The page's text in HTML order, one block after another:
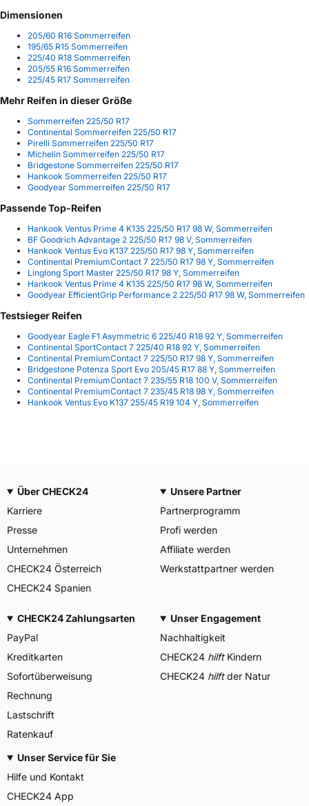
Dimensionen
205/60 R16 Sommerreifen
195/65 R15 Sommerreifen
225/40 R18 Sommerreifen
205/55 R16 Sommerreifen
225/45 R17 Sommerreifen
Mehr Reifen in dieser Größe
Sommerreifen 225/50 R17
Continental Sommerreifen 225/50 R17
Pirelli Sommerreifen 225/50 R17
Michelin Sommerreifen 225/50 R17
Bridgestone Sommerreifen 225/50 R17
Hankook Sommerreifen 225/50 R17
Goodyear Sommerreifen 225/50 R17
Passende Top-Reifen
Hankook Ventus Prime 4 K135 225/50 R17 98 W, Sommerreifen
BF Goodrich Advantage 2 225/50 R17 98 V, Sommerreifen
Hankook Ventus Evo K137 225/50 R17 98 Y, Sommerreifen
Continental PremiumContact 7 225/50 R17 98 Y, Sommerreifen
Linglong Sport Master 225/50 R17 98 Y, Sommerreifen
Hankook Ventus Prime 4 K135 225/50 R17 98 W, Sommerreifen
Goodyear EfficientGrip Performance 2 225/50 R17 98 W, Sommerreifen
Testsieger Reifen
Goodyear Eagle F1 Asymmetric 6 225/40 R18 92 Y, Sommerreifen
Continental SportContact 7 225/40 R18 92 Y, Sommerreifen
Continental PremiumContact 7 225/50 R17 98 Y, Sommerreifen
Bridgestone Potenza Sport Evo 205/45 R17 88 Y, Sommerreifen
Continental PremiumContact 7 235/55 R18 100 V, Sommerreifen
Continental PremiumContact 7 235/45 R18 98 Y, Sommerreifen
Hankook Ventus Evo K137 255/45 R19 104 Y, Sommerreifen
Über CHECK24
Karriere
Presse
Unternehmen
CHECK24 Österreich
CHECK24 Spanien
Unsere Partner
Partnerprogramm
Profi werden
Affiliate werden
Werkstattpartner werden
CHECK24 Zahlungsarten
PayPal
Kreditkarten
Sofortüberweisung
Rechnung
Lastschrift
Ratenkauf
Unser Engagement
Nachhaltigkeit
CHECK24 hilftKindern
CHECK24 hilftder Natur
Unser Service für Sie
Hilfe und Kontakt
CHECK24 App